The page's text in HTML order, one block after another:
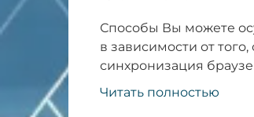
Способы Вы можете
в зависимости от
синхронизация
Читать полностью